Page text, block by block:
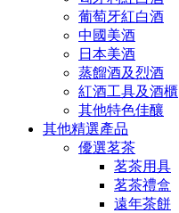
葡萄牙紅白酒
中國美酒
日本美酒
蒸餾酒及烈酒
紅酒工具及酒櫃
其他特色佳釀
其他精選產品
優選茗茶
茗茶用具
茗茶禮盒
遠年茶餅